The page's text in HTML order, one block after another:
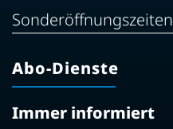
Sonderöffnungszeiten
Abo-Dienste
Immer informiert